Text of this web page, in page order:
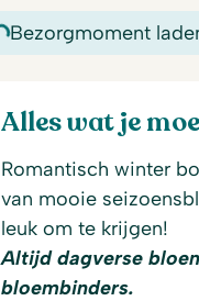
Bezorgmoment
Alles wat je
Romantisch winter
van mooie
leuk om te krijgen!
Altijd dagverse
bloembinders.